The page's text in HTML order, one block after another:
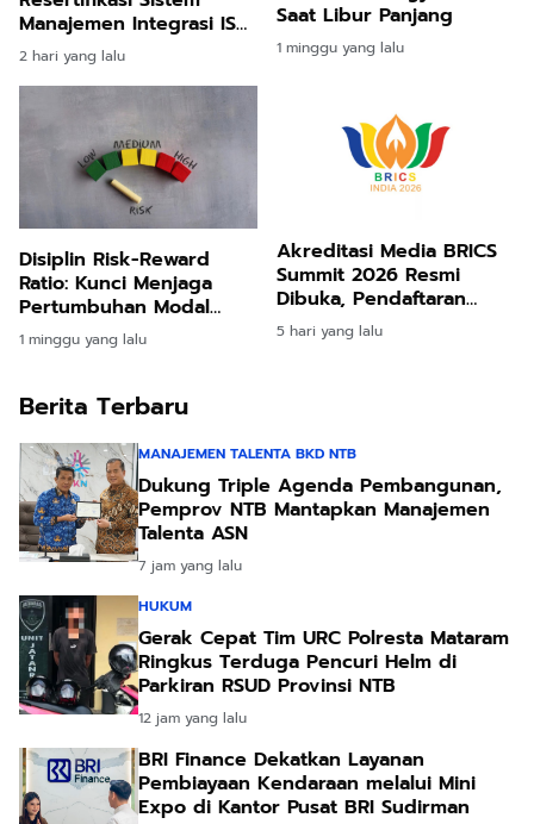
Manajemen Integrasi ISO,
Perkuat Tata Kelola
Berkelanjutan
2 hari yang lalu
Saat Libur Panjang
1 minggu yang lalu
Disiplin Risk-Reward
Ratio: Kunci Menjaga
Pertumbuhan Modal
Jangka Panjang
1 minggu yang lalu
Akreditasi Media BRICS
Summit 2026 Resmi
Dibuka, Pendaftaran
Hingga 31 Agustus
5 hari yang lalu
Berita Terbaru
MANAJEMEN TALENTA BKD NTB
Dukung Triple Agenda Pembangunan,
Pemprov NTB Mantapkan Manajemen
Talenta ASN
7 jam yang lalu
HUKUM
Gerak Cepat Tim URC Polresta Mataram
Ringkus Terduga Pencuri Helm di
Parkiran RSUD Provinsi NTB
12 jam yang lalu
BRI Finance Dekatkan Layanan
Pembiayaan Kendaraan melalui Mini
Expo di Kantor Pusat BRI Sudirman